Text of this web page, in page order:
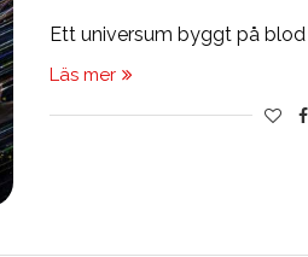
Ett universum byggt på blod
Läs mer